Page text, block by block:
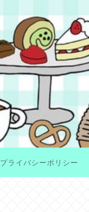
プライバシーポリシー